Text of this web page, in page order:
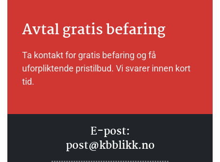
Avtal gratis befaring
Ta kontakt for gratis befaring og få
uforpliktende pristilbud. Vi svarer innen kort
tid.
E-post:
post@kbblikk.no